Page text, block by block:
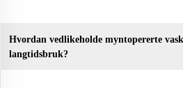
Hvordan vedlikeholde myntopererte
langtidsbruk?